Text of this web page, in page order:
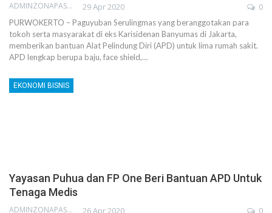
ADMINZONAPASAR 29 Apr 2020 0
PURWOKERTO – Paguyuban Serulingmas yang beranggotakan para
tokoh serta masyarakat di eks Karisidenan Banyumas di Jakarta,
memberikan bantuan Alat Pelindung Diri (APD) untuk lima rumah sakit.
APD lengkap berupa baju, face shield,…
EKONOMI BISNIS
Yayasan Puhua dan FP One Beri Bantuan APD Untuk
Tenaga Medis
ADMINZONAPASAR 26 Apr 2020 0